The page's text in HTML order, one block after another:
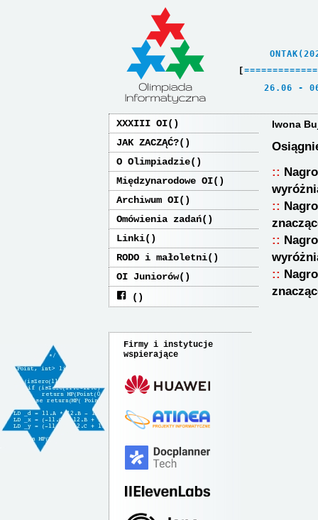
[ =============
26.06
XXXIII OI
JAK ZACZĄĆ?
O Olimpiadzie
Międzynarodowe OI
Archiwum OI
Omówienia zadań
Linki
RODO i małoletni
OI Juniorów
Firmy i instytucje
wspierające
Iwona